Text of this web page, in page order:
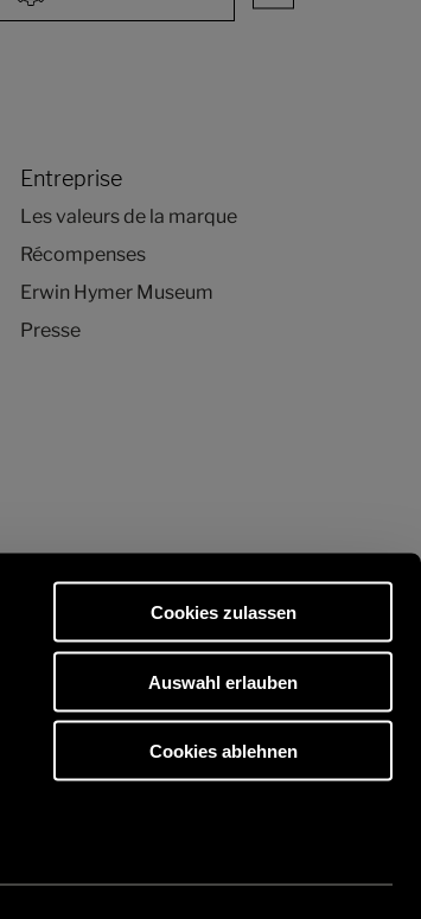
Cookies zulassen
Auswahl erlauben
Cookies ablehnen
Entreprise
Les valeurs de la marque
Récompenses
Erwin Hymer Museum
Presse
Premium :
fr/fr
générales de sécurité